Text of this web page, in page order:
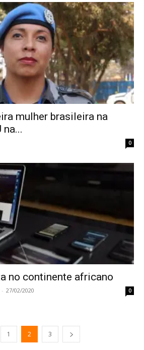
mulher brasileira na
0
no continente africano
- 27/02/2020 0
1 2 3